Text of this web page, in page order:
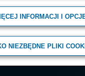
© 2026 Almette
Regulamin
INFORMACJI I
NIEZBĘDNE PLIKI